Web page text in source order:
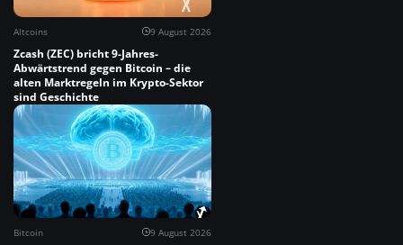
Altcoins 9 August 2026
Zcash (ZEC) bricht 9-Jahres-
Abwärtstrend gegen Bitcoin – die
alten Marktregeln im Krypto-Sektor
sind Geschichte
Bitcoin 9 August 2026